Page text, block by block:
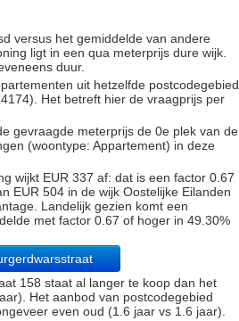
versus het gemiddelde van andere
ligt in een qua meterprijs dure wijk.
duur.
uit hetzelfde postcodegebied
Het betreft hier de vraagprijs per
gevraagde meterprijs de 0e plek van de
(woontype: Appartement) in deze
wijkt EUR 337 af: dat is een factor 0.67
EUR 504 in de wijk Oostelijke Eilanden
Landelijk gezien komt een
met factor 0.67 of hoger in 49.30%
158 staat al langer te koop dan het
Het aanbod van postcodegebied
even oud (1.6 jaar vs 1.6 jaar).